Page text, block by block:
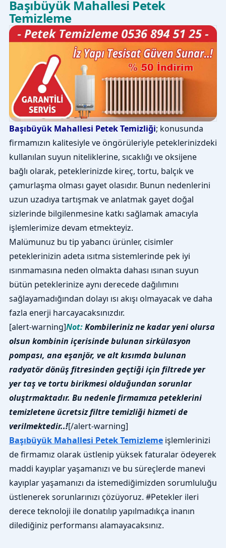
Başıbüyük Mahallesi Petek
Temizleme
Başıbüyük Mahallesi Petek Temizliği; konusunda
firmamızın kalitesiyle ve öngörüleriyle peteklerinizdeki
kullanılan suyun niteliklerine, sıcaklığı ve oksijene
bağlı olarak, peteklerinizde kireç, tortu, balçık ve
çamurlaşma olması gayet olasıdır. Bunun nedenlerini
uzun uzadıya tartışmak ve anlatmak gayet doğal
sizlerinde bilgilenmesine katkı sağlamak amacıyla
işlemlerimize devam etmekteyiz.
Malümunuz bu tip yabancı ürünler, cisimler
peteklerinizin adeta ısıtma sistemlerinde pek iyi
ısınmamasına neden olmakta dahası ısınan suyun
bütün peteklerinize aynı derecede dağılımını
sağlayamadığından dolayı ısı akışı olmayacak ve daha
fazla enerji harcayacaksınızdır.
[alert-warning]Not:Kombileriniz ne kadar yeni olursa
olsun kombinin içerisinde bulunan sirkülasyon
pompası, ana eşanjör, ve alt kısımda bulunan
radyatör dönüş fitresinden geçtiği için filtrede yer
yer taş ve tortu birikmesi olduğundan sorunlar
oluştrmaktadır. Bu nedenle firmamıza peteklerini
temizletene ücretsiz filtre temizliği hizmeti de
verilmektedir..![/alert-warning]
Başıbüyük Mahallesi Petek Temizlemeişlemlerinizi
de firmamız olarak üstlenip yüksek faturalar ödeyerek
maddi kayıplar yaşamanızı ve bu süreçlerde manevi
kayıplar yaşamanızı da istemediğimizden sorumluluğu
üstlenerek sorunlarınızı çözüyoruz. #Petekler ileri
derece teknoloji ile donatılıp yapılmadıkça inanın
dilediğiniz performansı alamayacaksınız.